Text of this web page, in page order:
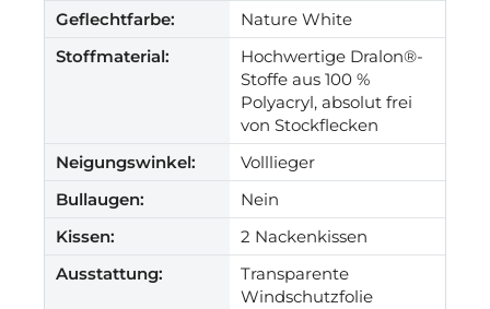
Geflechtfarbe:
Nature White
Stoffmaterial:
Hochwertige Dralon®-
Stoffe aus 100 %
Polyacryl, absolut frei
von Stockflecken
Neigungswinkel:
Volllieger
Bullaugen:
Nein
Kissen:
2 Nackenkissen
Ausstattung:
Transparente
Windschutzfolie